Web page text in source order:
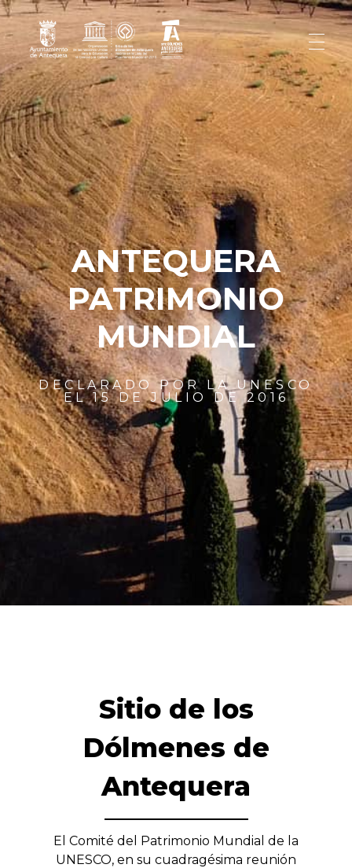
Antequera Patrimonio Mundial
ANTEQUERA
PATRIMONIO
MUNDIAL
DECLARADO POR LA UNESCO
EL 15 DE JULIO DE 2016
Sitio de los
Dólmenes de
Antequera
El Comité del Patrimonio Mundial de la
UNESCO, en su cuadragésima reunión